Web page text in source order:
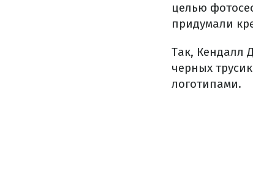
целью
придумали
Так, Кендалл
черных
логотипами.